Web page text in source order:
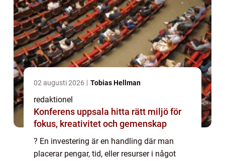
02 augusti 2026 Tobias Hellman
redaktionel
Konferens uppsala hitta rätt miljö för
fokus, kreativitet och gemenskap
? En investering är en handling där man
placerar pengar, tid, eller resurser i något